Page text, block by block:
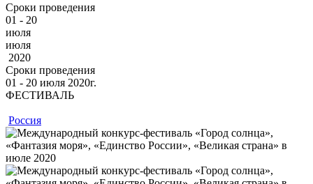
Сроки проведения
01 - 20
июля
июля
2020
Сроки проведения
01 ‐ 20 июля 2020г.
ФЕСТИВАЛЬ
Россия